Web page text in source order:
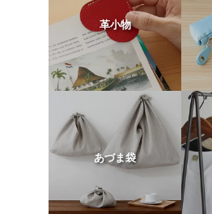
革小物
あづま袋